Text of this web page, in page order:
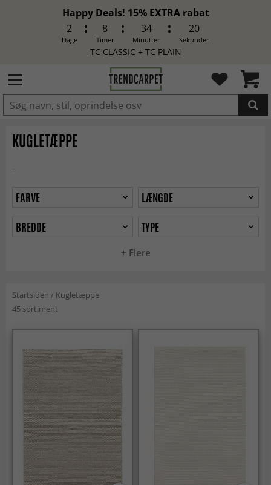
Happy Deals! 15% EXTRA rabat
2
Dage
8
Timer
34
Minutter
19
Sekunder
TC CLASSIC + TC PLAIN
KUGLETÆPPE
-
+ Flere
FARVE
LÆNGDE
BREDDE
TYPE
Startsiden / Kugletæppe
45 sortiment